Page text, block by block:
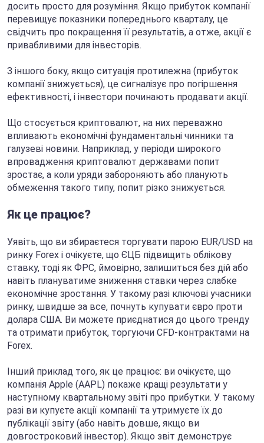
досить просто для розуміння. Якщо прибуток компанії
перевищує показники попереднього кварталу, це
свідчить про покращення її результатів, а отже, акції є
привабливими для інвесторів.
З іншого боку, якщо ситуація протилежна (прибуток
компанії знижується), це сигналізує про погіршення
ефективності, і інвестори починають продавати акції.
Що стосується криптовалют, на них переважно
впливають економічні фундаментальні чинники та
галузеві новини. Наприклад, у періоди широкого
впровадження криптовалют державами попит
зростає, а коли уряди забороняють або планують
обмеження такого типу, попит різко знижується.
Як це працює?
Уявіть, що ви збираєтеся торгувати парою EUR/USD на
ринку Forex і очікуєте, що ЄЦБ підвищить облікову
ставку, тоді як ФРС, ймовірно, залишиться без дій або
навіть плануватиме зниження ставки через слабке
економічне зростання. У такому разі ключові учасники
ринку, швидше за все, почнуть купувати євро проти
долара США. Ви можете приєднатися до цього тренду
та отримати прибуток, торгуючи CFD-контрактами на
Forex.
Інший приклад того, як це працює: ви очікуєте, що
компанія Apple (AAPL) покаже кращі результати у
наступному квартальному звіті про прибутки. У такому
разі ви купуєте акції компанії та утримуєте їх до
публікації звіту (або навіть довше, якщо ви
довгостроковий інвестор). Якщо звіт демонструє